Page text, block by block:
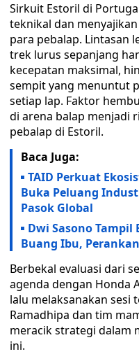
Sirkuit Estoril di
teknikal dan
para pebalap. Lintasan
trek lurus sepanjang
kecepatan maksimal,
sempit yang menuntut
setiap lap. Faktor
di arena balap menjadi
pebalap di Estoril.
Baca Juga:
TAID Perkuat
Buka Peluang
Pasok Global
Dwi Sasono Tampil
Buang Ibu,
Berbekal evaluasi dari
agenda dengan Honda
lalu melaksanakan sesi
Ramadhipa dan tim
meracik strategi dalam
ini.